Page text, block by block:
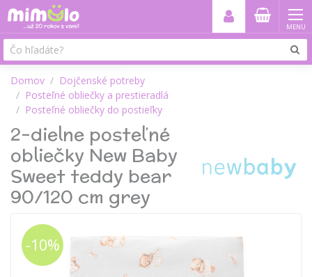
MENU
Domov
Dojčenské potreby
Posteľné obliečky a prestieradlá
Posteľné obliečky do postieľky
2-dielne posteľné
obliečky New Baby
Sweet teddy bear
90/120 cm grey
-10%